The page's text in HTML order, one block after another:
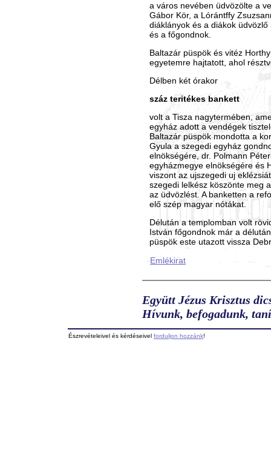
a város nevében üdvözölte a
Gábor Kör, a Lórántffy
diáklányok és a diákok
és a főgondnok.
Baltazár püspök és vitéz
egyetemre hajtatott, ahol
Délben két órakor
száz teritékes bankett
volt a Tisza nagytermében,
egyház adott a vendégek
Baltazár püspök mondotta a
Gyula a szegedi egyház
elnökségére, dr. Polmann
egyházmegye elnökségére és
viszont az ujszegedi uj
szegedi lelkész köszönte meg
az üdvözlést. A banketten a
elő szép magyar nótákat.
Délután a templomban volt
István főgondnok már a
püspök este utazott vissza
Emlékirat
Együtt Jézus Krisztus
Hívunk, befogadunk,
Észrevételeivel és kérdéseivel forduljon hozzánk!